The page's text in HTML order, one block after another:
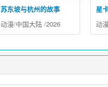
苏东坡与杭州的故事
动漫/中国大陆 /2026
星
动漫